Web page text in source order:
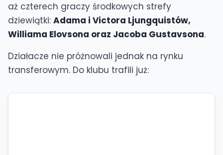
aż czterech graczy środkowych strefy
dziewiątki: Adama i Victora Ljungquistów,
Williama Elovsona oraz Jacoba Gustavsona.
Działacze nie próżnowali jednak na rynku
transferowym. Do klubu trafili już: